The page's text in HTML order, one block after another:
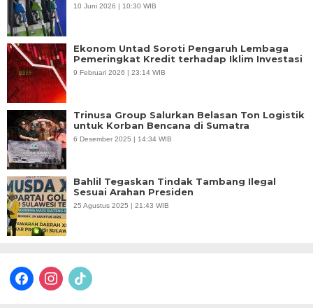
10 Juni 2026 | 10:30 WIB
Ekonom Untad Soroti Pengaruh Lembaga
Pemeringkat Kredit terhadap Iklim Investasi
9 Februari 2026 | 23:14 WIB
Trinusa Group Salurkan Belasan Ton Logistik
untuk Korban Bencana di Sumatra
6 Desember 2025 | 14:34 WIB
Bahlil Tegaskan Tindak Tambang Ilegal
Sesuai Arahan Presiden
25 Agustus 2025 | 21:43 WIB
facebookinstagram
tiktok